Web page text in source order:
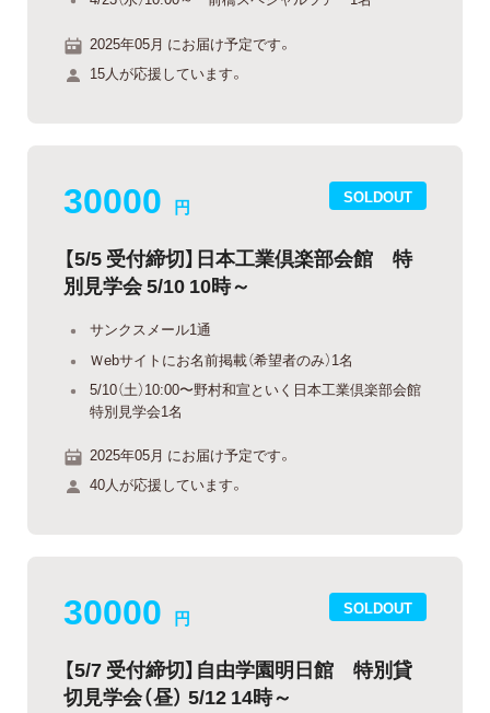
2025年05月 にお届け予定です。
15人が応援しています。
SOLDOUT
30000 円
【5/5 受付締切】日本工業倶楽部会館 特
別見学会 5/10 10時～
サンクスメール1通
Ｗebサイトにお名前掲載（希望者のみ）1名
5/10（土）10:00〜野村和宣といく日本工業倶楽部会館
特別見学会1名
2025年05月 にお届け予定です。
40人が応援しています。
SOLDOUT
30000 円
【5/7 受付締切】自由学園明日館 特別貸
切見学会（昼） 5/12 14時～